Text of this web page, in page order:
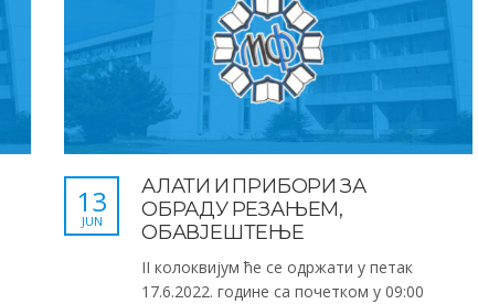
АЛАТИ И ПРИБОРИ ЗА
ОБРАДУ РЕЗАЊЕМ,
ОБАВЈЕШТЕЊЕ
13
JUN
II колоквијум ће се одржати у петак
17.6.2022. године са почетком у 09:00